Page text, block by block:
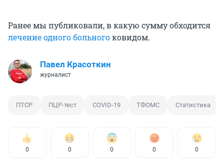
Ранее мы публиковали, в какую сумму обходится
лечение одного больногоковидом.
Павел Красоткин
журналист
ПТСР ПЦР-тест COVID-19 ТФОМС Статистика
0 0 0 0 0